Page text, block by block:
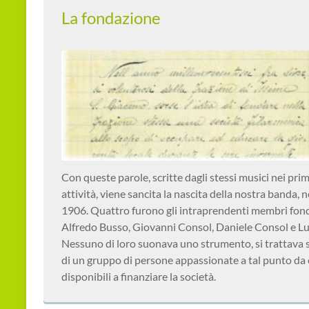
La fondazione
Con queste parole, scritte dagli stessi musici nei
attività, viene sancita la nascita della nostra banda,
1906. Quattro furono gli intraprendenti membri
Alfredo Busso, Giovanni Consol, Daniele Consol e
Nessuno di loro suonava uno strumento, si trattava
di un gruppo di persone appassionate a tal punto da
disponibili a finanziare la società.